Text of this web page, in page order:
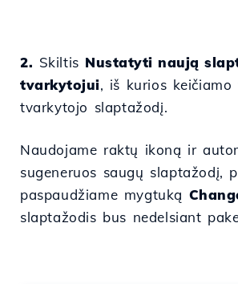
2. Skiltis Nustatyti naują
tvarkytojui, iš kurios keičiamo
tvarkytojo slaptažodį.
Naudojame raktų ikoną ir
sugeneruos saugų slaptažodį,
paspaudžiame mygtuką
slaptažodis bus nedelsiant